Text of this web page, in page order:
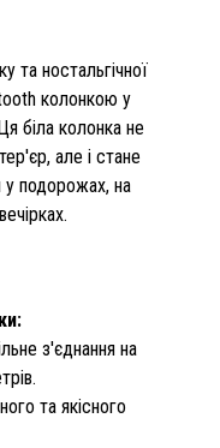
та ностальгічної
колонкою у
біла колонка не
але і стане
подорожах, на
з'єднання на
та якісного